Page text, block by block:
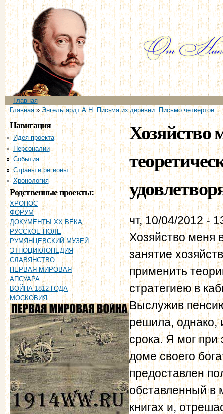
Главное меню
Главная
Вы здесь
Главная» Энгельгардт А.Н. Письма из деревни. Письмо четвертое.
Навигация
Идея проекта
Персоналии
События
Страны и регионы
Хронология
Родственные проекты:
ХРОНОС
ФОРУМ
ДОКУМЕНТЫ XX ВЕКА
РУССКОЕ ПОЛЕ
РУМЯНЦЕВСКИЙ МУЗЕЙ
ЭТНОЦИКЛОПЕДИЯ
СЛАВЯНСТВО
ПЕРВАЯ МИРОВАЯ
АПСУАРА
ВОЙНА 1812 ГОДА
МОСКОВИЯ
Хозяйство
чт, 10/04/2012 -
Хозяйство меня
занятие
применить
стратегиею в
Выслужив
решила, однако,
срока. Я мог при
доме своего
предоставлен
обставленный в
книгах и,